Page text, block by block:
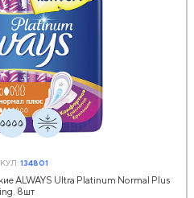
134801
ALWAYS Ultra Platinum Normal Plus
8шт